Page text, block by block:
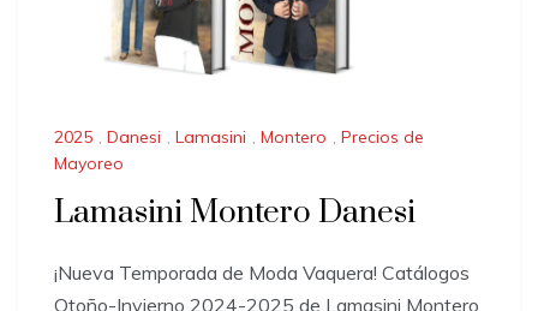
2025 , Danesi , Lamasini , Montero , Precios de
Mayoreo
Lamasini Montero Danesi
¡Nueva Temporada de Moda Vaquera! Catálogos
Otoño-Invierno 2024-2025 de Lamasini Montero